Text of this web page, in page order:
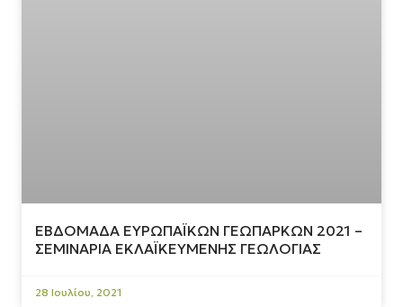
ΕΒΔΟΜΑΔΑ ΕΥΡΩΠΑΪΚΩΝ ΓΕΩΠΑΡΚΩΝ 2021 –
ΣΕΜΙΝΑΡΙΑ ΕΚΛΑΪΚΕΥΜΕΝΗΣ ΓΕΩΛΟΓΙΑΣ
28 Ιουλίου, 2021